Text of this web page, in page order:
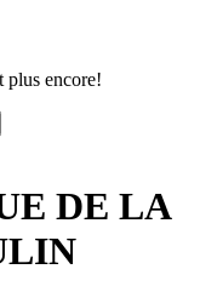
plus encore!
DE LA